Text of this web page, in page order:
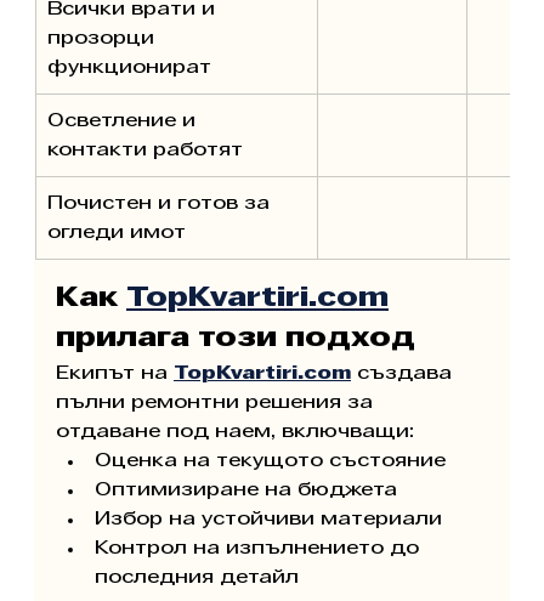
Всички врати и
прозорци
функционират
Осветление и
контакти работят
Почистен и готов за
огледи имот
Как TopKvartiri.com
прилага този подход
Екипът на TopKvartiri.com създава
пълни ремонтни решения за
отдаване под наем, включващи:
Оценка на текущото състояние
Оптимизиране на бюджета
Избор на устойчиви материали
Контрол на изпълнението до
последния детайл